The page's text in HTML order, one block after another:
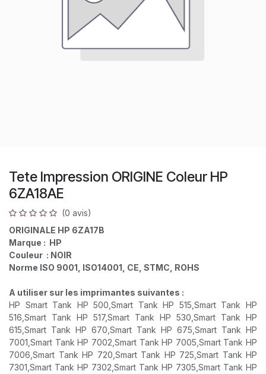
Tete Impression ORIGINE Coleur HP
6ZA18AE
(0 avis)
ORIGINALE HP 6ZA17B
Marque : HP
Couleur : NOIR
Norme ISO 9001, ISO14001, CE, STMC, ROHS
A utiliser sur les imprimantes suivantes :
HP Smart Tank HP 500,Smart Tank HP 515,Smart Tank HP
516,Smart Tank HP 517,Smart Tank HP 530,Smart Tank HP
615,Smart Tank HP 670,Smart Tank HP 675,Smart Tank HP
7001,Smart Tank HP 7002,Smart Tank HP 7005,Smart Tank HP
7006,Smart Tank HP 720,Smart Tank HP 725,Smart Tank HP
7301,Smart Tank HP 7302,Smart Tank HP 7305,Smart Tank HP